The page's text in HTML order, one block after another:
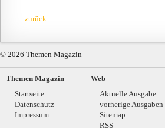
zurück
© 2026 Themen Magazin
Themen Magazin
Startseite
Datenschutz
Impressum
Web
Aktuelle Ausgabe
vorherige Ausgaben
Sitemap
RSS